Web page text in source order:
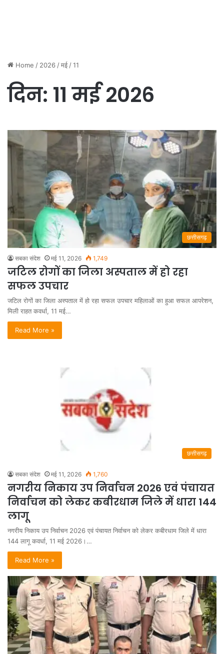
Home / 2026 /मई /11
दिन: 11 मई 2026
छत्तीसगढ़
सबका संदेश मई 11, 2026 1,749
जटिल रोगों का जिला अस्पताल में हो रहा
सफल उपचार
जटिल रोगों का जिला अस्पताल में हो रहा सफल उपचार महिलाओं का हुआ सफल आपरेशन,
मिली राहत कवर्धा, 11 मई…
Read More »
छत्तीसगढ़
सबका संदेश मई 11, 2026 1,760
नगरीय निकाय उप निर्वाचन 2026 एवं पंचायत
निर्वाचन को लेकर कबीरधाम जिले में धारा 144
लागू
नगरीय निकाय उप निर्वाचन 2026 एवं पंचायत निर्वाचन को लेकर कबीरधाम जिले में धारा
144 लागू कवर्धा, 11 मई 2026।…
Read More »